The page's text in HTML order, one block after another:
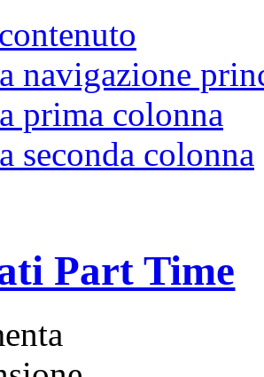
navigazione
prima colonna
seconda colonna
Part Time